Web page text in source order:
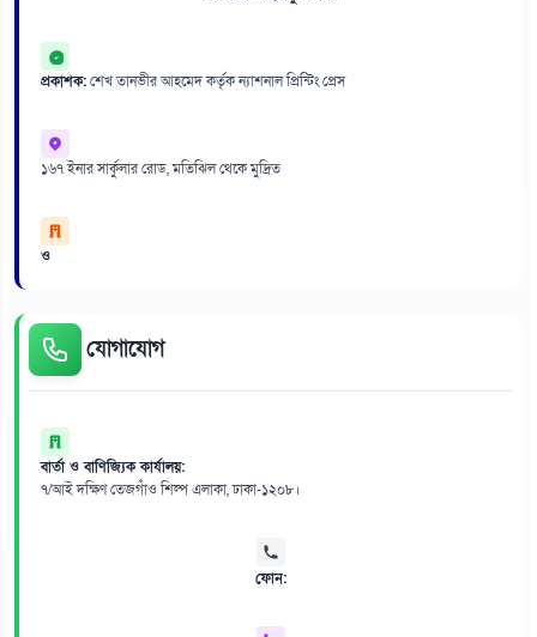
প্রকাশক:শেখ তানভীর আহমেদ কর্তৃক ন্যাশনাল প্রিন্টিং প্রেস
১৬৭ ইনার সার্কুলার রোড, মতিঝিল থেকে মুদ্রিত
ও
যোগাযোগ
বার্তা ও বাণিজ্যিক কার্যালয়:
৭/আই দক্ষিণ তেজগাঁও শিল্প এলাকা, ঢাকা-১২০৮।
ফোন: